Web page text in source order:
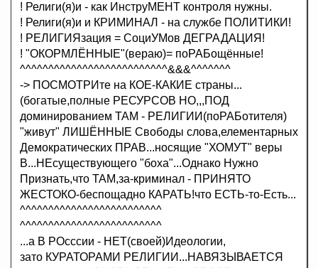
! Религи(я)и - как ИнструМЕНТ контроля нужны.
! Религи(я)и и КРИМИНАЛ - на службе ПОЛИТИКИ!
! РЕЛИГИЯзация = СоциУМов ДЕГРАДАЦИЯ!
! "ОКОРМЛЁННЫЕ"(вераю)= поРАБощённые!
^^^^^^^^^^^^^^^^^^^^^^^^^^&&&^^^^^^^
-> ПОСМОТРИте на КОЕ-КАКИЕ страны...
(богатые,полные РЕСУРСОВ НО,,,ПОД
доминированием ТАМ - РЕЛИГИИ(поРАБотителя)
"живут" ЛИШЁННЫЕ Свободы слова,елементарных
Демократических ПРАВ...носящие "ХОМУТ" веры
В...НЕсуществующего "боха"...Однако Нужно
Признать,что ТАМ,за-криминал - ПРИНЯТО
ЖЕСТОКО-беспощадно КАРАТЬ!что ЕСТЬ-то-Есть...
^^^^^^^^^^^^^^^^^^^^^^^^^
^^^^^^^^^^^^^^^^^^^^^^^^^
...а В РОсссии - НЕТ(своей)Идеологии,
зато КУРАТОРАМИ РЕЛИГИИ...НАВЯЗЫВАЕТСЯ